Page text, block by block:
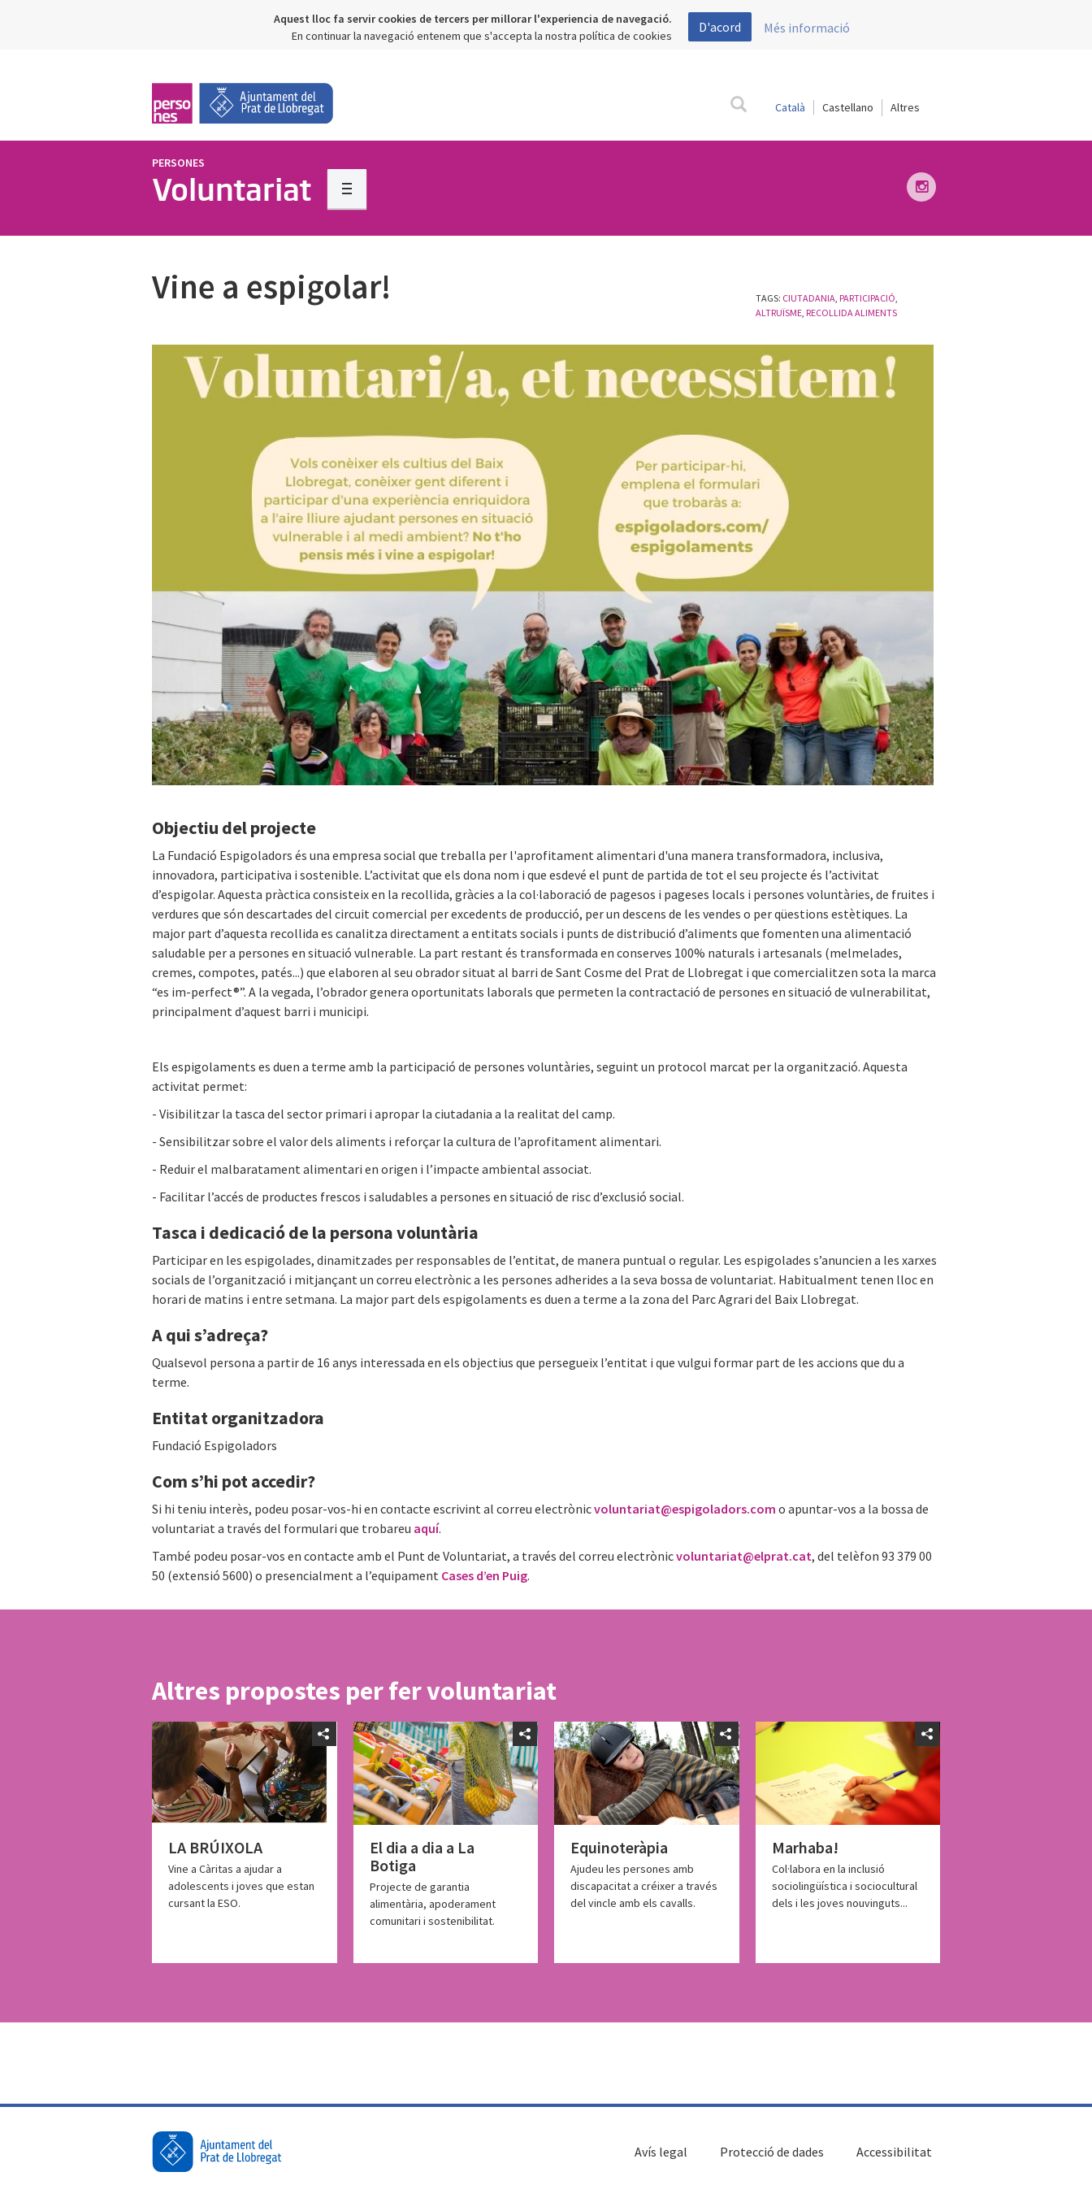
Aquest lloc fa servir cookies de tercers per millorar l'experiencia de navegació.
En continuar la navegació entenem que s'accepta la nostra política de cookies
D'acord Més informació
Català Castellano
PERSONES
Voluntariat
Vine a espigolar! TAGS: CIUTADANIA, PARTICIPACIÓ,
ALTRUÏSME, RECOLLIDA ALIMENTS
Objectiu del projecte
La Fundació Espigoladors és una empresa social que treballa per l'aprofitament alimentari d'una manera transformadora, inclusiva,
innovadora, participativa i sostenible. L’activitat que els dona nom i que esdevé el punt de partida de tot el seu projecte és l’activitat
d’espigolar. Aquesta pràctica consisteix en la recollida, gràcies a la col·laboració de pagesos i pageses locals i persones voluntàries, de fruites i
verdures que són descartades del circuit comercial per excedents de producció, per un descens de les vendes o per qüestions estètiques. La
major part d’aquesta recollida es canalitza directament a entitats socials i punts de distribució d’aliments que fomenten una alimentació
saludable per a persones en situació vulnerable. La part restant és transformada en conserves 100% naturals i artesanals (melmelades,
cremes, compotes, patés...) que elaboren al seu obrador situat al barri de Sant Cosme del Prat de Llobregat i que comercialitzen sota la marca
“es im-perfect®”. A la vegada, l’obrador genera oportunitats laborals que permeten la contractació de persones en situació de vulnerabilitat,
principalment d’aquest barri i municipi.
Els espigolaments es duen a terme amb la participació de persones voluntàries, seguint un protocol marcat per la organització. Aquesta
activitat permet:
- Visibilitzar la tasca del sector primari i apropar la ciutadania a la realitat del camp.
- Sensibilitzar sobre el valor dels aliments i reforçar la cultura de l’aprofitament alimentari.
- Reduir el malbaratament alimentari en origen i l’impacte ambiental associat.
- Facilitar l’accés de productes frescos i saludables a persones en situació de risc d’exclusió social.
Tasca i dedicació de la persona voluntària
Participar en les espigolades, dinamitzades per responsables de l’entitat, de manera puntual o regular. Les espigolades s’anuncien a les xarxes
socials de l’organització i mitjançant un correu electrònic a les persones adherides a la seva bossa de voluntariat. Habitualment tenen lloc en
horari de matins i entre setmana. La major part dels espigolaments es duen a terme a la zona del Parc Agrari del Baix Llobregat.
A qui s’adreça?
Qualsevol persona a partir de 16 anys interessada en els objectius que persegueix l’entitat i que vulgui formar part de les accions que du a
terme.
Entitat organitzadora
Fundació Espigoladors
Com s’hi pot accedir?
Si hi teniu interès, podeu posar-vos-hi en contacte escrivint al correu electrònicvoluntariat@espigoladors.com o apuntar-vos a la bossa de
voluntariat a través del formulari que trobareu aquí.
També podeu posar-vos en contacte amb el Punt de Voluntariat, a través del correu electrònicvoluntariat@elprat.cat, del telèfon 93 379 00
50 (extensió 5600) o presencialment a l’equipament Cases d’en Puig.
Altres propostes per fer voluntariat
LA BRÚIXOLA
Vine a Càritas a ajudar a
adolescents i joves que estan
cursant la ESO.
El dia a dia a La
Botiga
Projecte de garantia
alimentària, apoderament
comunitari i sostenibilitat.
Equinoteràpia
Ajudeu les persones amb
discapacitat a créixer a través
del vincle amb els cavalls.
Marhaba!
Col·labora en la inclusió
sociolingüística i sociocultural
dels i les joves nouvinguts...
Accessibilitat
Protecció de dades
Avís legal